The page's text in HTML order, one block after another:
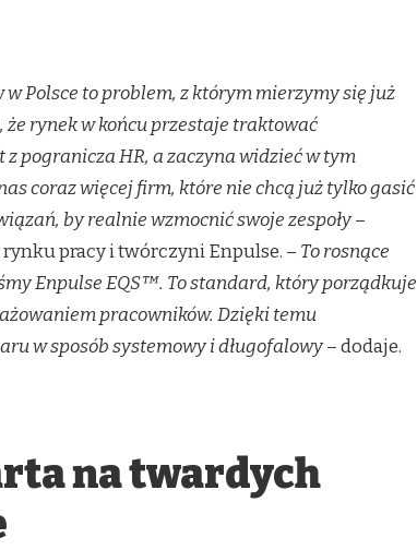
Polsce to problem, z którym mierzymy się już
rynek w końcu przestaje traktować
pogranicza HR, a zaczyna widzieć w tym
coraz więcej firm, które nie chcą już tylko gasić
by realnie wzmocnić swoje zespoły–
pracy i twórczyni Enpulse. – To rosnące
Enpulse EQS™. To standard, który porządkuje
pracowników. Dzięki temu
w sposób systemowy i długofalowy– dodaje.
na twardych